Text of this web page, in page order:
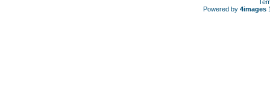
Powered by 4images